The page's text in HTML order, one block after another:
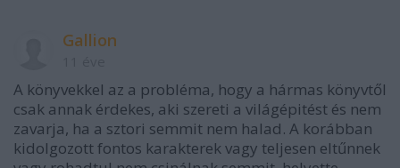
Gallion
A könyvekkel az a probléma, hogy a hármas könyvtől
csak annak érdekes, aki szereti a világépitést és nem
zavarja, ha a sztori semmit nem halad. A korábban
kidolgozott fontos karakterek vagy teljesen eltűnnek